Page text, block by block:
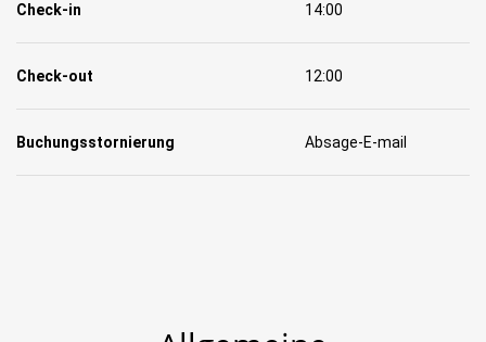
Check-in 14:00
Check-out 12:00
Buchungsstornierung Absage-E-mail